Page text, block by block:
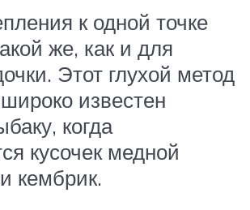
к одной точке
же, как и для
Этот глухой метод
известен
когда
кусочек медной
кембрик.